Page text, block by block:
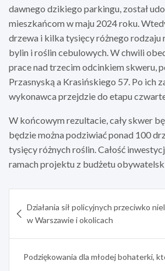
dawnego dzikiego parkingu, został
mieszkańcom w maju 2024 roku.
drzewa i kilka tysięcy różnego rodzaju
bylin i roślin cebulowych. W chwili
prace nad trzecim odcinkiem skweru,
Przasnyską a Krasińskiego 57. Po ich
wykonawca przejdzie do etapu
W końcowym rezultacie, cały skwer
będzie można podziwiać ponad 100
tysięcy różnych roślin. Całość
ramach projektu z budżetu
wpisu
Działania sił policyjnych przeciwko
w Warszawie i okolicach
Podziękowania dla młodej bohaterki,